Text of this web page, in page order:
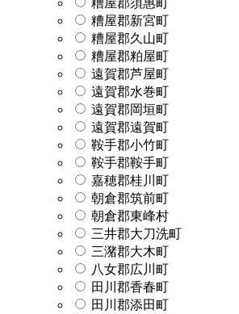
糟屋郡新宮町
糟屋郡久山町
糟屋郡粕屋町
遠賀郡芦屋町
遠賀郡水巻町
遠賀郡岡垣町
遠賀郡遠賀町
鞍手郡小竹町
鞍手郡鞍手町
嘉穂郡桂川町
朝倉郡筑前町
朝倉郡東峰村
三井郡大刀洗町
三潴郡大木町
八女郡広川町
田川郡香春町
田川郡添田町